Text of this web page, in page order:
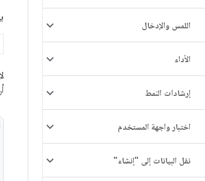
اللمس والإدخال
الأداء
إرشادات النمط
اختبار واجهة المستخدم
نقل البيانات إلى "إنشاء"